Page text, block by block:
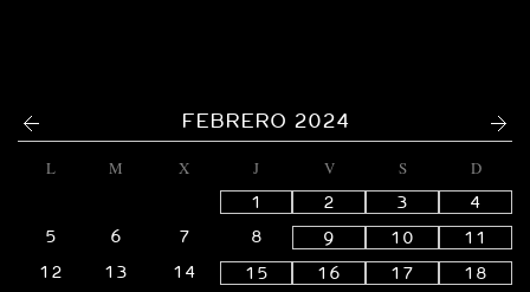
FEBRERO 2024
L M X J V S
D
1
2 3
4
5
6 7 8 9 10
11
12
13 14 15 16 17
18